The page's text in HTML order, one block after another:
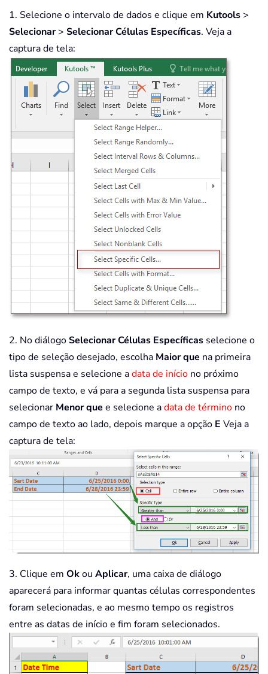
1. Selecione o intervalo de dados e clique em Kutools >
Selecionar> Selecionar Células Específicas. Veja a
captura de tela:
2. No diálogoSelecionar Células Específicas selecione o
tipo de seleção desejado, escolha Maior que na primeira
lista suspensa e selecione adata de início no próximo
campo de texto, e vá para a segunda lista suspensa para
selecionar Menor que e selecione adata de término no
campo de texto ao lado, depois marque a opção E Veja a
captura de tela:
3. Clique em Okou Aplicar, uma caixa de diálogo
aparecerá para informar quantas células correspondentes
foram selecionadas, e ao mesmo tempo os registros
entre as datas de início e fim foram selecionados.